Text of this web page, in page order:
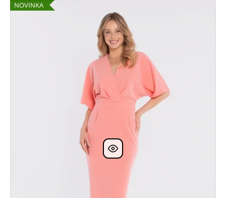
NOVINKA